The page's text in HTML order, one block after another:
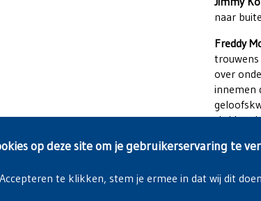
naar
Freddy
over
innemen
zit hier
op deze site om je gebruikerservaring te
te klikken, stem je ermee in dat wij dit